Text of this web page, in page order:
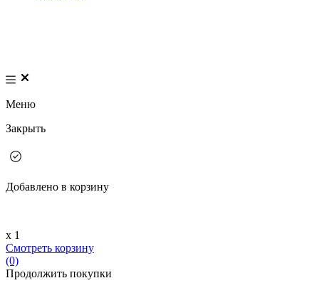
Меню
Закрыть
Добавлено в корзину
х 1
Смотреть корзину
(0)
Продолжить покупки